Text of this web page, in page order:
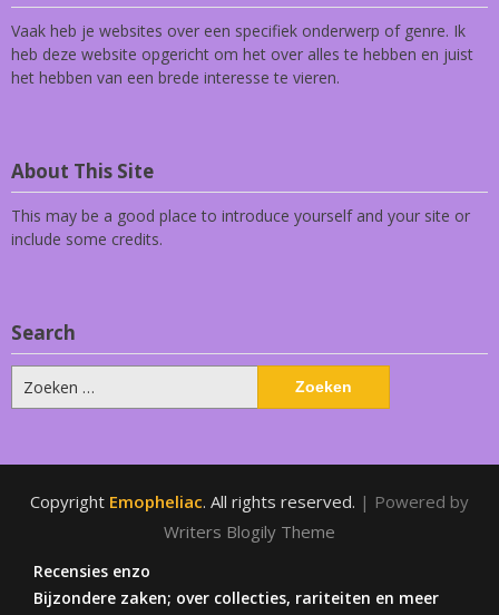
Vaak heb je websites over een specifiek onderwerp of genre. Ik
heb deze website opgericht om het over alles te hebben en juist
het hebben van een brede interesse te vieren.
About This Site
This may be a good place to introduce yourself and your site or
include some credits.
Search
naar:
Copyright Emopheliac. All rights reserved. | Powered by
Writers Blogily Theme
Recensies enzo
Bijzondere zaken; over collecties, rariteiten en meer